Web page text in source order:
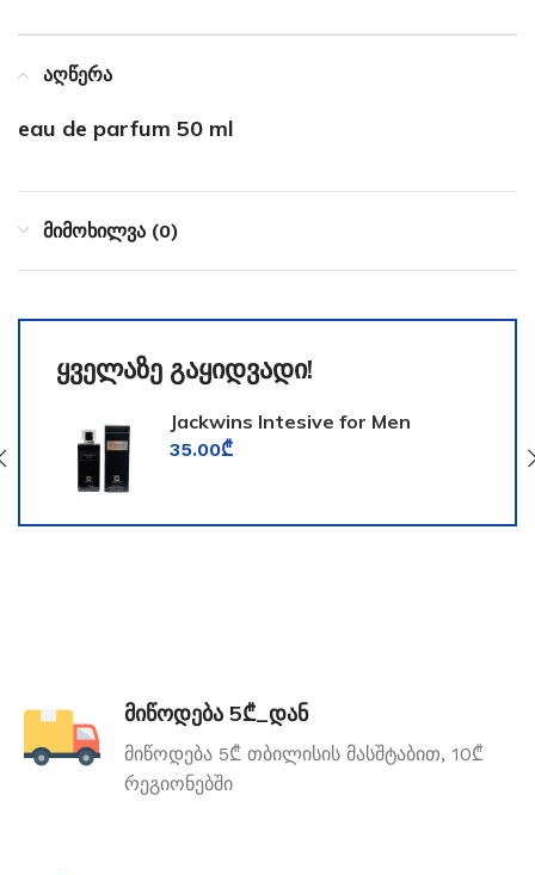
აღწერა
eau de parfum 50 ml
მიმოხილვა (0)
ყველაზე გაყიდვადი!
Jackwins Intesive for Men
35.00₾
მიწოდება 5₾_დან
მიწოდება 5₾ თბილისის მასშტაბით, 10₾
რეგიონებში